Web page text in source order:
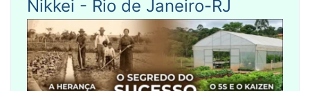
Nikkei - Rio de Janeiro-RJ